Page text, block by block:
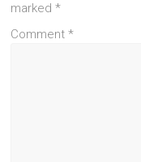
marked*
Comment*